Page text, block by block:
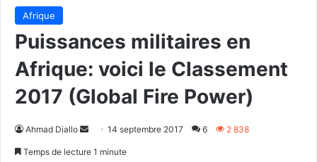
Afrique
Puissances militaires en
Afrique: voici le Classement
2017 (Global Fire Power)
Ahmad Diallo
Envoyer14 septembre 2017 6 2 838
Temps de lecture 1 minute